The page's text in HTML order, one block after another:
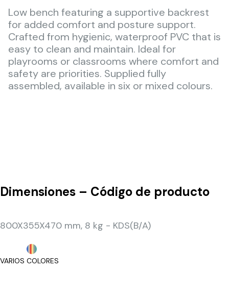
Low bench featuring a supportive backrest
for added comfort and posture support.
Crafted from hygienic, waterproof PVC that is
easy to clean and maintain. Ideal for
playrooms or classrooms where comfort and
safety are priorities. Supplied fully
assembled, available in six or mixed colours.
Dimensiones – Código de producto
800X355X470 mm, 8 kg - KDS(B/A)
VARIOS COLORES